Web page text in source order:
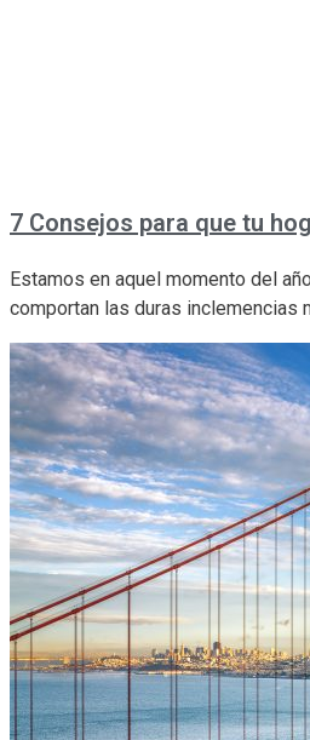
7 Consejos para que tu
Estamos en aquel momento del
comportan las duras inclemencias